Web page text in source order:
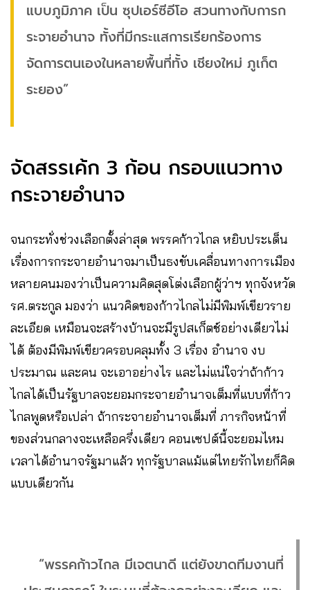
แบบภูมิภาค เป็น ซุปเอร์ซีอีโอ สวนทางกับการก
ระจายอำนาจ ทั้งที่มีกระแสการเรียกร้องการ
จัดการตนเองในหลายพื้นที่ทั้ง เชียงใหม่ ภูเก็ต
ระยอง”
จัดสรรเค้ก 3 ก้อน กรอบแนวทาง
กระจายอำนาจ
จนกระทั่งช่วงเลือกตั้งล่าสุด พรรคก้าวไกล หยิบประเด็น
เรื่องการกระจายอำนาจมาเป็นธงขับเคลื่อนทางการเมือง
หลายคนมองว่าเป็นความคิดสุดโต่งเลือกผู้ว่าฯ ทุกจังหวัด
รศ.ตระกูล มองว่า แนวคิดของก้าวไกลไม่มีพิมพ์เขียวราย
ละเอียด เหมือนจะสร้างบ้านจะมีรูปสเก็ตช์อย่างเดียวไม่
ได้ ต้องมีพิมพ์เขียวครอบคลุมทั้ง 3 เรื่อง อำนาจ งบ
ประมาณ และคน จะเอาอย่างไร และไม่แน่ใจว่าถ้าก้าว
ไกลได้เป็นรัฐบาลจะยอมกระจายอำนาจเต็มที่แบบที่ก้าว
ไกลพูดหรือเปล่า ถ้ากระจายอำนาจเต็มที่ ภารกิจหน้าที่
ของส่วนกลางจะเหลือครึ่งเดียว คอนเซปต์นี้จะยอมไหม
เวลาได้อำนาจรัฐมาแล้ว ทุกรัฐบาลแม้แต่ไทยรักไทยก็คิด
แบบเดียวกัน
“พรรคก้าวไกล มีเจตนาดี แต่ยังขาดทีมงานที่